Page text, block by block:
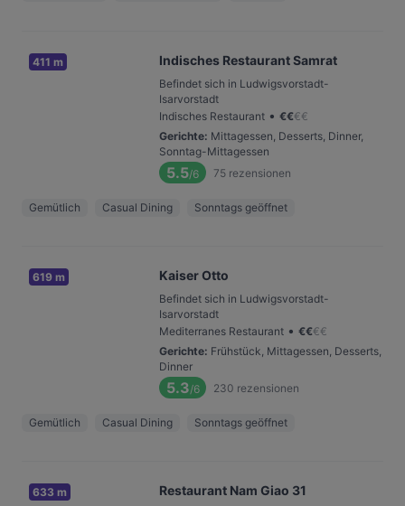
411 m Indisches Restaurant Samrat
Befindet sich in Ludwigsvorstadt-
Isarvorstadt
Indisches Restaurant • €€€€
Gerichte: Mittagessen, Desserts, Dinner,
Sonntag-Mittagessen
5.5/6 75 rezensionen
Gemütlich Casual Dining Sonntags geöffnet
619 m Kaiser Otto
Befindet sich in Ludwigsvorstadt-
Isarvorstadt
Mediterranes Restaurant • €€€€
Gerichte: Frühstück, Mittagessen, Desserts,
Dinner
5.3/6 230 rezensionen
Gemütlich Casual Dining Sonntags geöffnet
633 m Restaurant Nam Giao 31